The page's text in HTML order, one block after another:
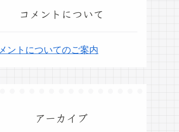
コメントについて
ントについてのご案内
アーカイブ